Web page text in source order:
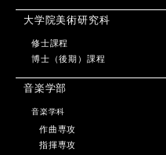
大学院美術研究科
修士課程
博士（後期）課程
音楽学部
音楽学科
作曲専攻
指揮専攻